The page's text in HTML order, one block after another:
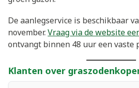
De aanlegservice is beschikbaar
november.Vraag via de website
ontvangt binnen 48 uur een vaste
Klanten over